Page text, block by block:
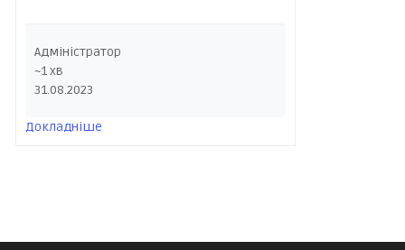
Адміністратор
~1 хв
31.08.2023
Докладніше